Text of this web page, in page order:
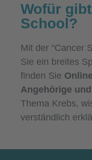
Wofür
School?
Mit der “Cancer
Sie ein breites
finden Sie
Angehörige
Thema Krebs,
verständlich